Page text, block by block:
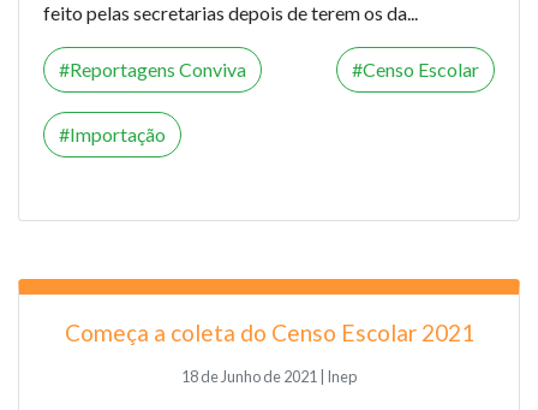
feito pelas secretarias depois de terem os da...
Reportagens Conviva Censo Escolar
Importação
Começa a coleta do Censo Escolar 2021
18 de Junho de 2021 | Inep